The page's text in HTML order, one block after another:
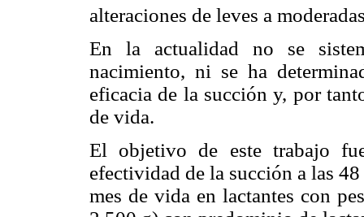
alteraciones de leves a
En la actualidad no se
nacimiento, ni se ha
eficacia de la succión y, por
de vida.
El objetivo de este trabajo
efectividad de la succión a las
mes de vida en lactantes con